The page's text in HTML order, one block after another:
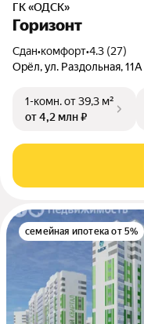
ГК «ОДСК»
Горизонт
Сдан•комфорт•4.3 (27)
Орёл, ул. Раздольная, 11А
1-комн.от 39,3 м²
от 4,2 млн ₽
семейная ипотека от 5%